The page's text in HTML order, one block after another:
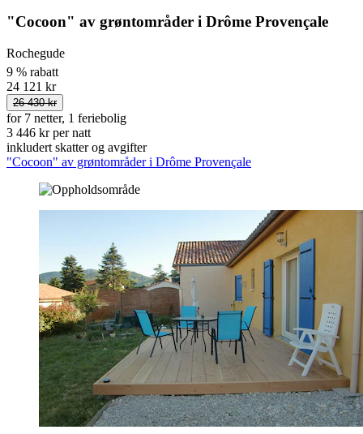
"Cocoon" av grøntområder i Drôme Provençale
Rochegude
9 % rabatt
24 121 kr
26 430 kr
for 7 netter, 1 feriebolig
3 446 kr per natt
inkludert skatter og avgifter
"Cocoon" av grøntområder i Drôme Provençale